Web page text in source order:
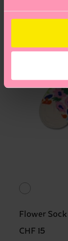
Flower Sock
CHF 15